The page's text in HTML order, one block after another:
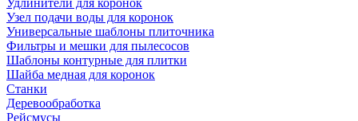
Удлинители для коронок
Узел подачи воды для коронок
Универсальные шаблоны плиточника
Фильтры и мешки для пылесосов
Шаблоны контурные для плитки
Шайба медная для коронок
Станки
Деревообработка
Рейсмусы